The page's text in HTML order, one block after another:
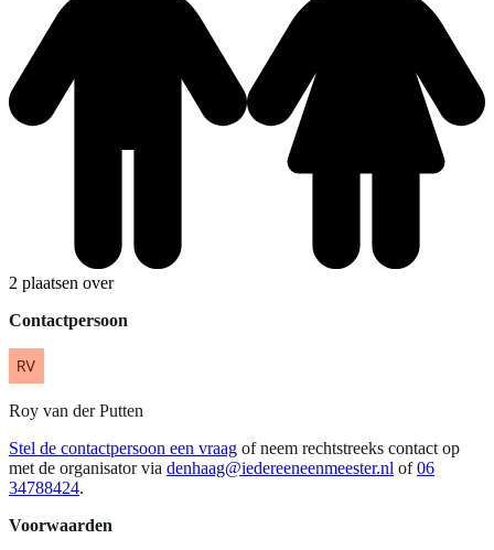
2 plaatsen over
Contactpersoon
Roy van der Putten
Stel de contactpersoon een vraag of neem rechtstreeks contact op
met de organisator via denhaag@iedereeneenmeester.nl of 06
34788424.
Voorwaarden